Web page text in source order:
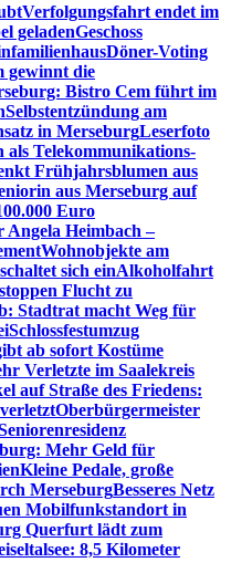
Verfolgungsfahrt endet im
geladenGeschoss
Döner-Voting
gewinnt die
Bistro Cem führt im
Selbstentzündung am
in MerseburgLeserfoto
als Telekommunikations-
Frühjahrsblumen aus
aus Merseburg auf
Euro
Heimbach –
Wohnobjekte am
sich einAlkoholfahrt
Flucht zu
Stadtrat macht Weg für
Schlossfestumzug
ab sofort Kostüme
Verletzte im Saalekreis
auf Straße des Friedens:
Oberbürgermeister
Mehr Geld für
Kleine Pedale, große
MerseburgBesseres Netz
Mobilfunkstandort in
Querfurt lädt zum
8,5 Kilometer